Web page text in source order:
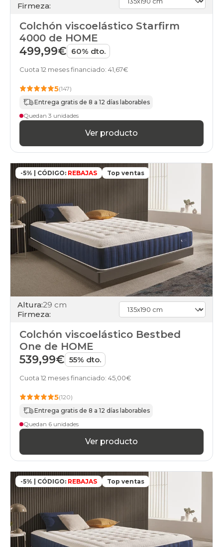
Firmeza:
Colchón viscoelástico Starfirm
4000 de HOME
499,99€ 60% dto.
Cuota 12 meses financiado: 41,67€
5(147)
Entrega gratis de 8 a 12 días laborables
Quedan 3 unidades
Ver producto
-5% | CÓDIGO: REBAJAS Top ventas
Altura:29 cm
Firmeza:
Colchón viscoelástico Bestbed
One de HOME
539,99€ 55% dto.
Cuota 12 meses financiado: 45,00€
5(120)
Entrega gratis de 8 a 12 días laborables
Quedan 6 unidades
Ver producto
-5% | CÓDIGO: REBAJAS Top ventas